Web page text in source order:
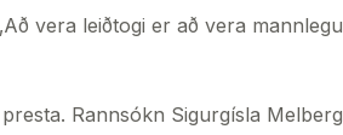
vera leiðtogi er að vera
Rannsókn Sigurgísla